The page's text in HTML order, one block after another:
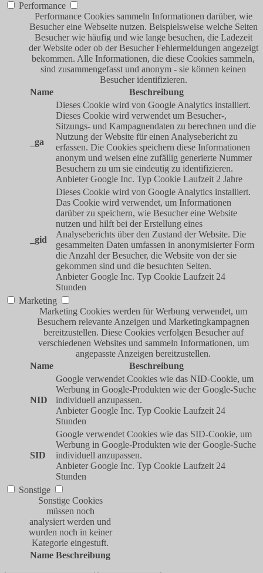
Performance
Performance Cookies sammeln Informationen darüber, wie
Besucher eine Webseite nutzen. Beispielsweise welche Seiten
Besucher wie häufig und wie lange besuchen, die Ladezeit
der Website oder ob der Besucher Fehlermeldungen angezeigt
bekommen. Alle Informationen, die diese Cookies sammeln,
sind zusammengefasst und anonym - sie können keinen
Besucher identifizieren.
Name
Beschreibung
_ga
Dieses Cookie wird von Google Analytics installiert.
Dieses Cookie wird verwendet um Besucher-,
Sitzungs- und Kampagnendaten zu berechnen und die
Nutzung der Website für einen Analysebericht zu
erfassen. Die Cookies speichern diese Informationen
anonym und weisen eine zufällig generierte Nummer
Besuchern zu um sie eindeutig zu identifizieren.
Anbieter Google Inc. Typ Cookie Laufzeit 2 Jahre
_gid
Dieses Cookie wird von Google Analytics installiert.
Das Cookie wird verwendet, um Informationen
darüber zu speichern, wie Besucher eine Website
nutzen und hilft bei der Erstellung eines
Analyseberichts über den Zustand der Website. Die
gesammelten Daten umfassen in anonymisierter Form
die Anzahl der Besucher, die Website von der sie
gekommen sind und die besuchten Seiten.
Anbieter Google Inc. Typ Cookie Laufzeit 24
Stunden
Marketing
Marketing Cookies werden für Werbung verwendet, um
Besuchern relevante Anzeigen und Marketingkampagnen
bereitzustellen. Diese Cookies verfolgen Besucher auf
verschiedenen Websites und sammeln Informationen, um
angepasste Anzeigen bereitzustellen.
Name
Beschreibung
NID
Google verwendet Cookies wie das NID-Cookie, um
Werbung in Google-Produkten wie der Google-Suche
individuell anzupassen.
Anbieter Google Inc. Typ Cookie Laufzeit 24
Stunden
SID
Google verwendet Cookies wie das SID-Cookie, um
Werbung in Google-Produkten wie der Google-Suche
individuell anzupassen.
Anbieter Google Inc. Typ Cookie Laufzeit 24
Stunden
Sonstige
Sonstige Cookies
müssen noch
analysiert werden und
wurden noch in keiner
Kategorie eingestuft.
Name Beschreibung